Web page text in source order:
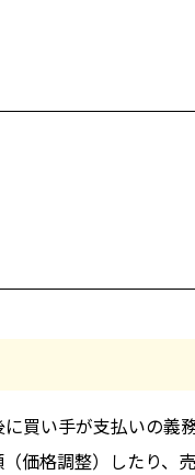
買い手が支払いの義
価格調整）したり、